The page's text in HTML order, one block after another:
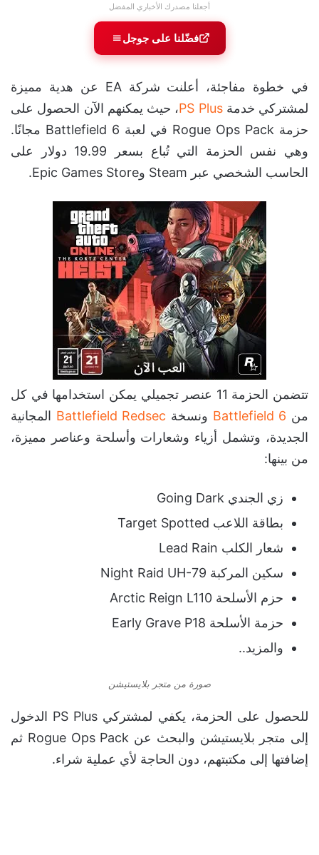
أجعلنا مصدرك الأخباري المفضل
فضّلنا على جوجل
في خطوة مفاجئة، أعلنت شركة EA عن هدية مميزة
لمشتركي خدمةPS Plus، حيث يمكنهم الآن الحصول على
حزمة Rogue Ops Pack في لعبة Battlefield 6 مجانًا.
وهي نفس الحزمة التي تُباع بسعر 19.99 دولار على
الحاسب الشخصي عبر Steam وEpic Games Store.
تتضمن الحزمة 11 عنصر تجميلي يمكن استخدامها في كل
من Battlefield 6 ونسخة Battlefield Redsec المجانية
الجديدة، وتشمل أزياء وشعارات وأسلحة وعناصر مميزة،
من بينها:
زي الجندي Going Dark
بطاقة اللاعب Target Spotted
شعار الكلب Lead Rain
سكين المركبة Night Raid UH-79
حزم الأسلحة Arctic Reign L110
حزمة الأسلحة Early Grave P18
والمزيد..
صورة من متجر بلايستيشن
للحصول على الحزمة، يكفي لمشتركي PS Plus الدخول
إلى متجر بلايستيشن والبحث عن Rogue Ops Pack ثم
إضافتها إلى مكتبتهم، دون الحاجة لأي عملية شراء.